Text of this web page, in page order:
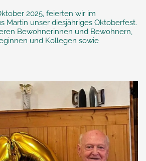
2025, feierten wir im
Martin unser diesjähriges Oktoberfest.
Bewohnerinnen und Bewohnern,
und Kollegen sowie